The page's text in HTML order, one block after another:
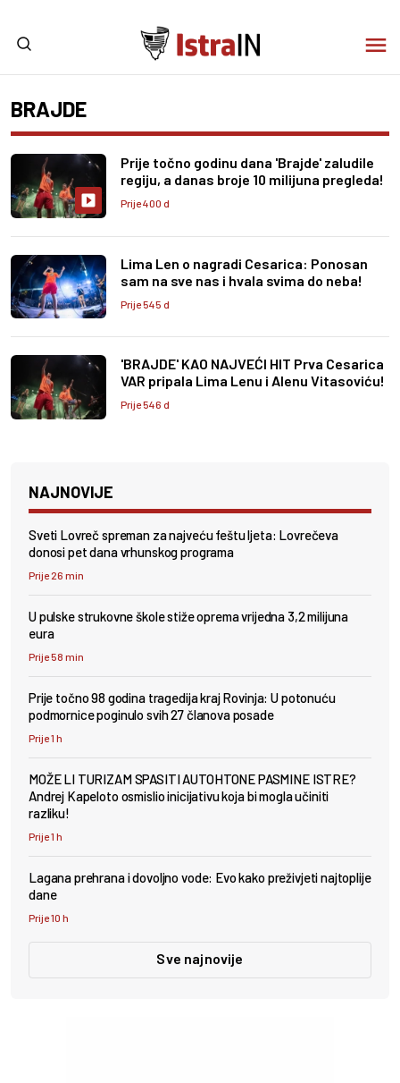
BRAJDE
Prije točno godinu dana 'Brajde' zaludile
regiju, a danas broje 10 milijuna pregleda!
Prije 400 d
Lima Len o nagradi Cesarica: Ponosan
sam na sve nas i hvala svima do neba!
Prije 545 d
'BRAJDE' KAO NAJVEĆI HIT Prva Cesarica
VAR pripala Lima Lenu i Alenu Vitasoviću!
Prije 546 d
NAJNOVIJE
Sveti Lovreč spreman za najveću feštu ljeta: Lovrečeva
donosi pet dana vrhunskog programa
Prije 26 min
U pulske strukovne škole stiže oprema vrijedna 3,2 milijuna
eura
Prije 58 min
Prije točno 98 godina tragedija kraj Rovinja: U potonuću
podmornice poginulo svih 27 članova posade
Prije 1 h
MOŽE LI TURIZAM SPASITI AUTOHTONE PASMINE ISTRE?
Andrej Kapeloto osmislio inicijativu koja bi mogla učiniti
razliku!
Prije 1 h
Lagana prehrana i dovoljno vode: Evo kako preživjeti najtoplije
dane
Prije 10 h
Sve najnovije